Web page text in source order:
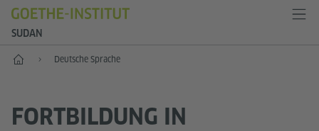
SUDAN
Start Deutsche Sprache
FORTBILDUNG IN